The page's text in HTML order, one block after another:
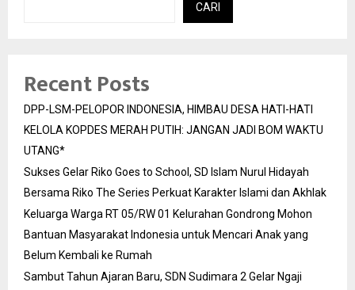
CARI
Recent Posts
DPP-LSM-PELOPOR INDONESIA, HIMBAU DESA HATI-HATI
KELOLA KOPDES MERAH PUTIH: JANGAN JADI BOM WAKTU
UTANG*
Sukses Gelar Riko Goes to School, SD Islam Nurul Hidayah
Bersama Riko The Series Perkuat Karakter Islami dan Akhlak
Keluarga Warga RT 05/RW 01 Kelurahan Gondrong Mohon
Bantuan Masyarakat Indonesia untuk Mencari Anak yang
Belum Kembali ke Rumah
Sambut Tahun Ajaran Baru, SDN Sudimara 2 Gelar Ngaji